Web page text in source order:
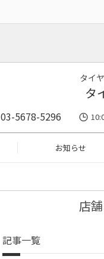
タイ
タ
03-5678-5296
お知らせ
店
記事一覧